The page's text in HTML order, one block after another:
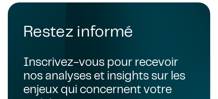
Restez informé
Inscrivez-vous pour recevoir
nos analyses et insights sur les
enjeux qui concernent votre